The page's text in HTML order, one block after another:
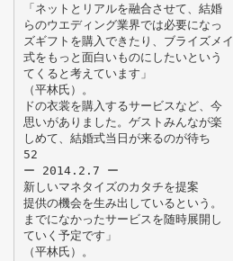
「ネットとリアルを融合させて、結婚
らのウエディング業界では必要になっ
ズギフトを購入できたり、ブライズメイ
式をもっと面白いものにしたいという
てくると考えています」
（平林氏）。
ドの衣裳を購入するサービスなど、今
思いがありました。ゲストみんなが楽
しめて、結婚式当日が来るのが待ち
52
ー 2014.2.7 ー
新しいマネタイズのカタチを提案
提供の機会を生み出しているという。
までになかったサービスを随時展開し
ていく予定です」